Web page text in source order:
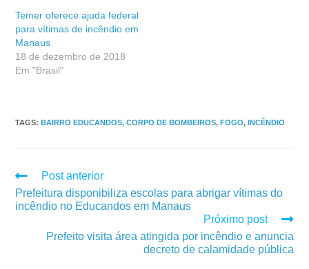
Temer oferece ajuda federal
para vítimas de incêndio em
Manaus
18 de dezembro de 2018
Em "Brasil"
TAGS:BAIRRO EDUCANDOS, CORPO DE BOMBEIROS, FOGO, INCÊNDIO
Post anterior
Prefeitura disponibiliza escolas para abrigar vítimas do
incêndio no Educandos em Manaus
Próximo post
Prefeito visita área atingida por incêndio e anuncia
decreto de calamidade pública